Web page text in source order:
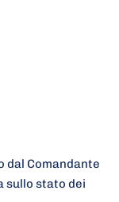
dal Comandante
sullo stato dei